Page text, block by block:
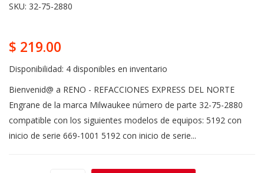
SKU: 32-75-2880
$ 219.00
Disponibilidad: 4 disponibles en inventario
Bienvenid@ a RENO - REFACCIONES EXPRESS DEL NORTE
Engrane de la marca Milwaukee número de parte 32-75-2880
compatible con los siguientes modelos de equipos: 5192 con
inicio de serie 669-1001 5192 con inicio de serie...